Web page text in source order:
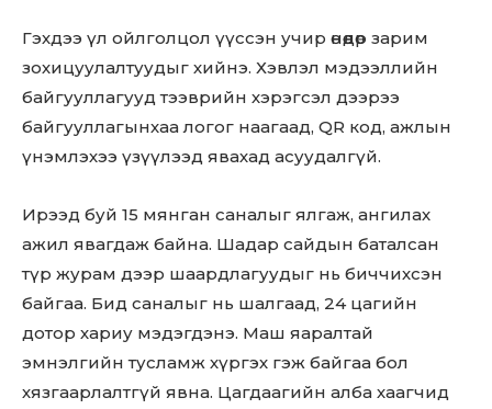
Гэхдээ үл ойлголцол үүссэн учир өнөөдөр зарим
зохицуулалтуудыг хийнэ. Хэвлэл мэдээллийн
байгууллагууд тээврийн хэрэгсэл дээрээ
байгууллагынхаа логог наагаад, QR код, ажлын
үнэмлэхээ үзүүлээд явахад асуудалгүй.
Ирээд буй 15 мянган саналыг ялгаж, ангилах
ажил явагдаж байна. Шадар сайдын баталсан
түр журам дээр шаардлагуудыг нь биччихсэн
байгаа. Бид саналыг нь шалгаад, 24 цагийн
дотор хариу мэдэгдэнэ. Маш яаралтай
эмнэлгийн тусламж хүргэх гэж байгаа бол
хязгаарлалтгүй явна. Цагдаагийн алба хаагчид